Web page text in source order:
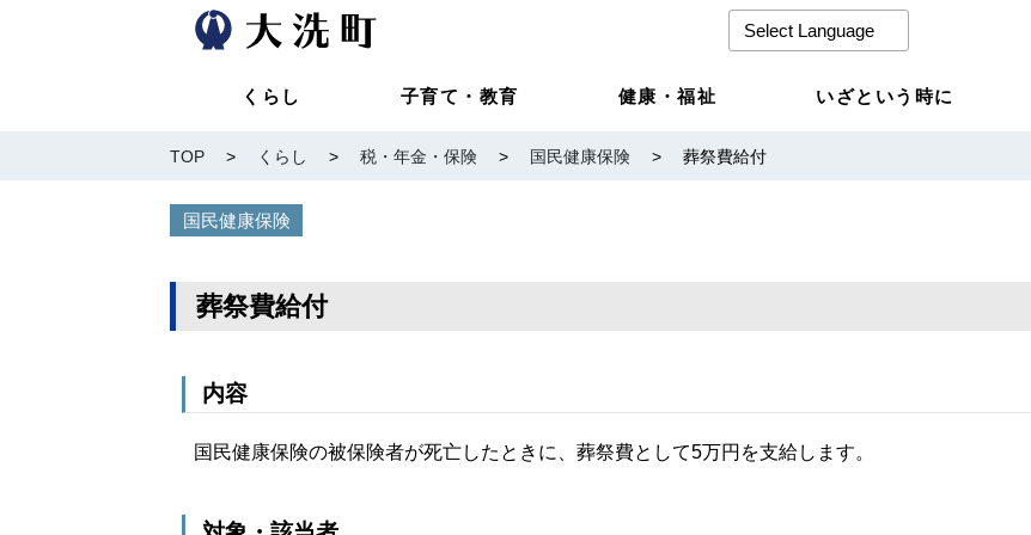
くらし 子育て・教育 健康・福祉 いざという時に
TOP > くらし > 税・年金・保険 > 国民健康保険 > 葬祭費給付
国民健康保険
葬祭費給付
内容
国民健康保険の被保険者が死亡したときに、葬祭費として5万円を支給します。